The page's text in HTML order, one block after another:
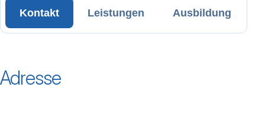
Kontakt Leistungen Ausbildung
Adresse